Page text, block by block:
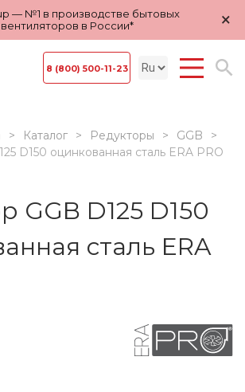
— №1 в производстве бытовых
вентиляторов в России*
×
8 (800) 500-11-23
Каталог Редукторы
GGB
D150 оцинкованная сталь ERA PRO
GGB D125 D150
сталь ERA